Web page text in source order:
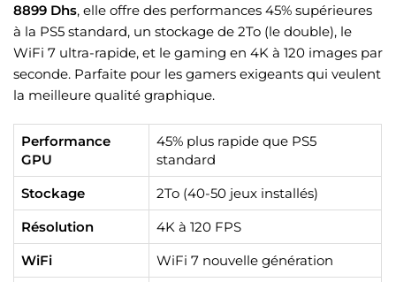
8899 Dhs, elle offre des performances 45% supérieures
à la PS5 standard, un stockage de 2To (le double), le
WiFi 7 ultra-rapide, et le gaming en 4K à 120 images par
seconde. Parfaite pour les gamers exigeants qui veulent
la meilleure qualité graphique.
Performance
GPU
45% plus rapide que PS5
standard
Stockage
2To (40-50 jeux installés)
Résolution
4K à 120 FPS
WiFi
WiFi 7 nouvelle génération